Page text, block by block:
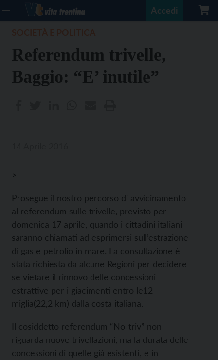
Accedi
Referendum trivelle,
Baggio: “E’ inutile”
>
Prosegue il nostro percorso di avvicinamento
al referendum sulle trivelle, previsto per
domenica 17 aprile, quando i cittadini italiani
saranno chiamati ad esprimersi sull’estrazione
di gas e petrolio in mare. La consultazione è
stata richiesta da alcune Regioni per decidere
se vietare il rinnovo delle concessioni
estrattive per i giacimenti entro le12
miglia(22,2 km) dalla costa italiana.
Il cosiddetto referendum “No-triv” non
riguarda nuove trivellazioni, ma la durata delle
concessioni di quelle già esistenti, e in